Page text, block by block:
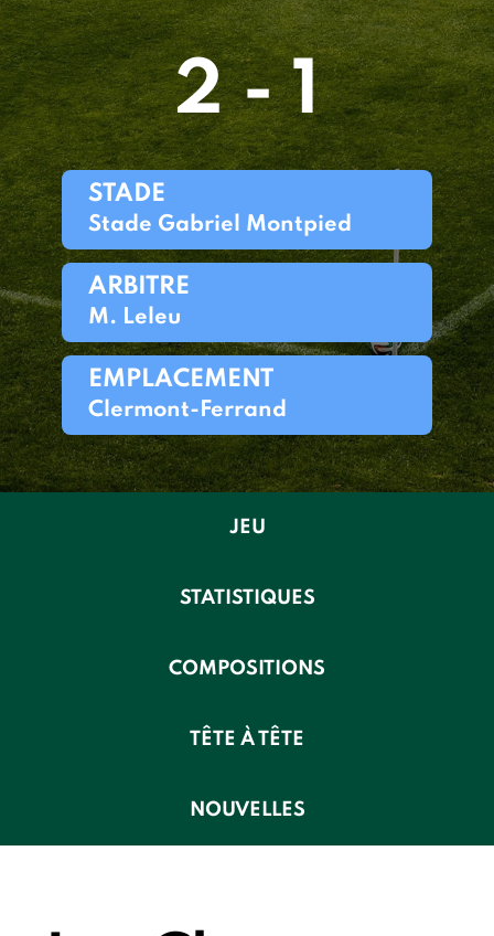
2 - 1
STADE
Stade Gabriel Montpied
ARBITRE
M. Leleu
EMPLACEMENT
Clermont-Ferrand
JEU
STATISTIQUES
COMPOSITIONS
TÊTE À TÊTE
NOUVELLES